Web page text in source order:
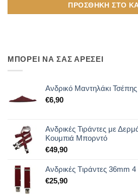
ΠΡΟΣΘΉΚΗ ΣΤΟ
ΜΠΟΡΕΙ ΝΑ ΣΑΣ ΑΡΕΣΕΙ
Ανδρικό Μαντηλάκι
€6,90
Ανδρικές Τιράντες με
Κουμπιά Μπορντό
€49,90
Ανδρικές Tιράντες 36mm
€25,90